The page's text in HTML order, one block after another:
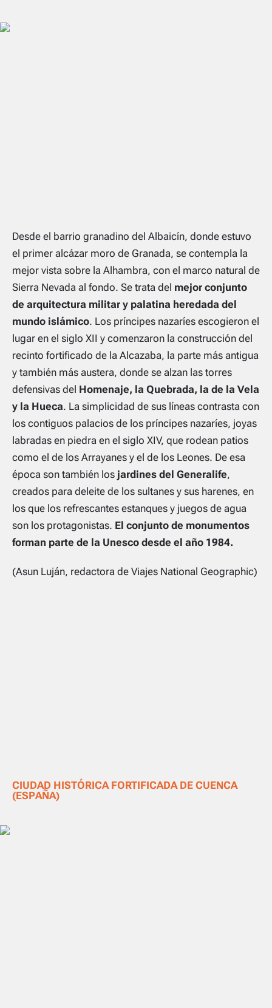
Desde el barrio granadino del Albaicín, donde estuvo
el primer alcázar moro de Granada, se contempla la
mejor vista sobre la Alhambra, con el marco natural de
Sierra Nevada al fondo. Se trata del mejor conjunto
de arquitectura militar y palatina heredada del
mundo islámico. Los príncipes nazaríes escogieron el
lugar en el siglo XII y comenzaron la construcción del
recinto fortificado de la Alcazaba, la parte más antigua
y también más austera, donde se alzan las torres
defensivas del Homenaje, la Quebrada, la de la Vela
y la Hueca. La simplicidad de sus líneas contrasta con
los contiguos palacios de los príncipes nazaríes, joyas
labradas en piedra en el siglo XIV, que rodean patios
como el de los Arrayanes y el de los Leones. De esa
época son también los jardines del Generalife,
creados para deleite de los sultanes y sus harenes, en
los que los refrescantes estanques y juegos de agua
son los protagonistas. El conjunto de monumentos
forman parte de la Unesco desde el año 1984.
(Asun Luján, redactora de Viajes National Geographic)
CIUDAD HISTÓRICA FORTIFICADA DE CUENCA
(ESPAÑA)